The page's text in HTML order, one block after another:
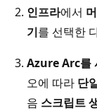
인프라에서
기를 선택한
Azure Arc를
오에 따라 단
음 스크립트